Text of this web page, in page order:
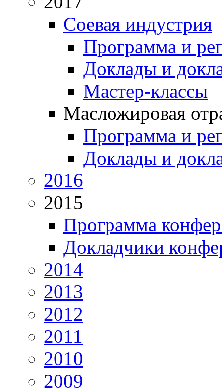
Соевая индустрия
Программа и
Доклады и
Мастер-классы
Масложировая
Программа и
Доклады и
2016
2015
Программа
Докладчики
2014
2013
2012
2011
2010
2009